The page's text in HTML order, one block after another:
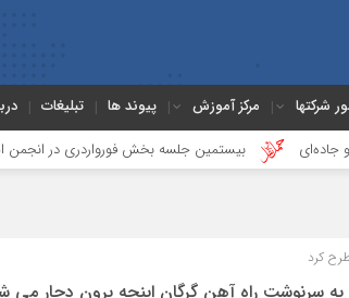
شرکتها مرکز آموزش پیوند ها تبلیغات
بیستمین جلسه بخش فورواردری در انجمن ایران
کرد
به سرنوشت راه آهن گرگان اینچه برون دچار می